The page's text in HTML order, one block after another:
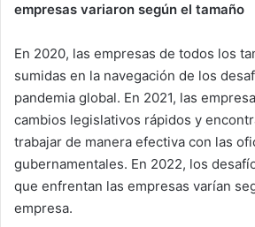
empresas variaron según el tamaño
En 2020, las empresas de todos los
sumidas en la navegación de los
pandemia global. En 2021, las
cambios legislativos rápidos y
trabajar de manera efectiva con las
gubernamentales. En 2022, los
que enfrentan las empresas varían
empresa.